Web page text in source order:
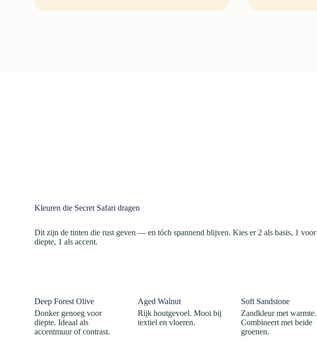
Kleuren die Secret Safari dragen
Dit zijn de tinten die rust geven — en tóch spannend blijven. Kies er 2 als basis, 1 voor
diepte, 1 als accent.
Deep Forest Olive
Donker genoeg voor
diepte. Ideaal als
accentmuur of contrast.
Aged Walnut
Rijk houtgevoel. Mooi bij
textiel en vloeren.
Soft Sandstone
Zandkleur met warmte.
Combineert met beide
groenen.